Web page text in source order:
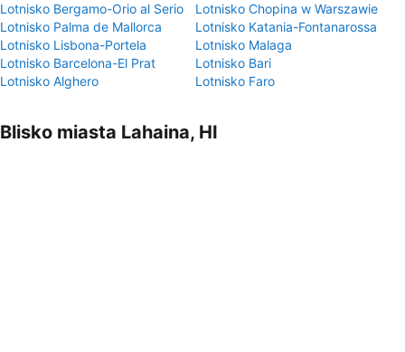
Lotnisko Bergamo-Orio al Serio
Lotnisko Chopina w Warszawie
Lotnisko Palma de Mallorca
Lotnisko Katania-Fontanarossa
Lotnisko Lisbona-Portela
Lotnisko Malaga
Lotnisko Barcelona-El Prat
Lotnisko Bari
Lotnisko Alghero
Lotnisko Faro
Blisko miasta Lahaina, HI